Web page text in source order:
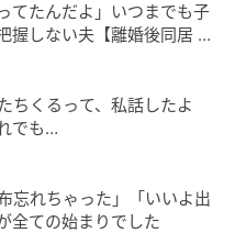
たいと思います。
てたんだよ」いつまでも子
握しない夫【離婚後同居 Vo
くるって、私話したよ
でも…
れちゃった」「いいよ出
全ての始まりでした